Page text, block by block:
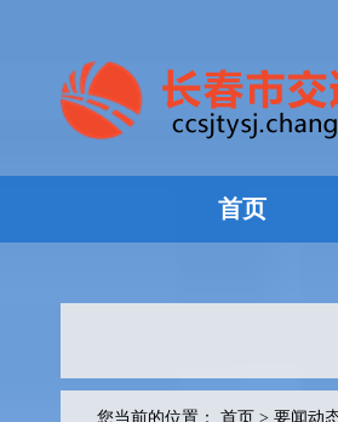
首页
您当前的位置： 首页 > 要闻动